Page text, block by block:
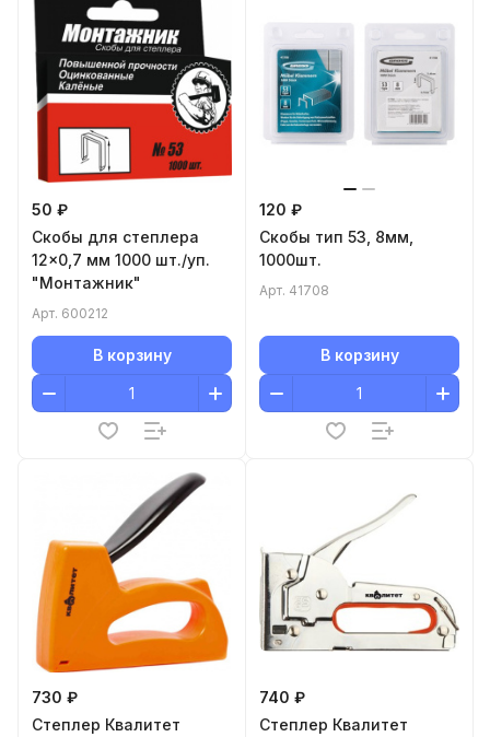
50 ₽
Cкобы для степлера
12x0,7 мм 1000 шт./уп.
"Монтажник"
Арт. 600212
В корзину
120 ₽
Скобы тип 53, 8мм,
1000шт.
Арт. 41708
В корзину
730 ₽
Степлер Квалитет
740 ₽
Степлер Квалитет